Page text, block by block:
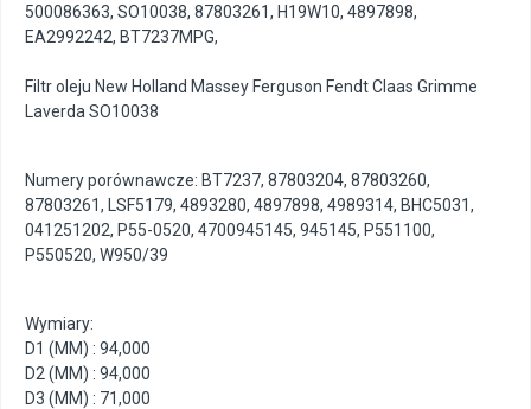
500086363, SO10038, 87803261, H19W10, 4897898,
EA2992242, BT7237MPG,
Filtr oleju New Holland Massey Ferguson Fendt Claas Grimme
Laverda SO10038
Numery porównawcze: BT7237, 87803204, 87803260,
87803261, LSF5179, 4893280, 4897898, 4989314, BHC5031,
041251202, P55-0520, 4700945145, 945145, P551100,
P550520, W950/39
Wymiary:
D1 (MM) : 94,000
D2 (MM) : 94,000
D3 (MM) : 71,000